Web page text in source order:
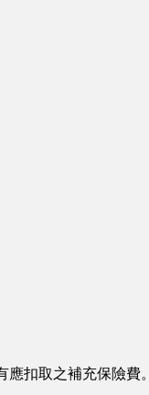
扣取之補充保險費。